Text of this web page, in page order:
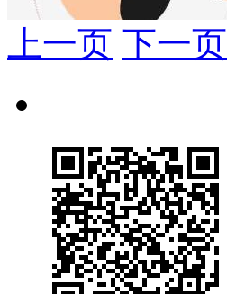
上一页 下一页